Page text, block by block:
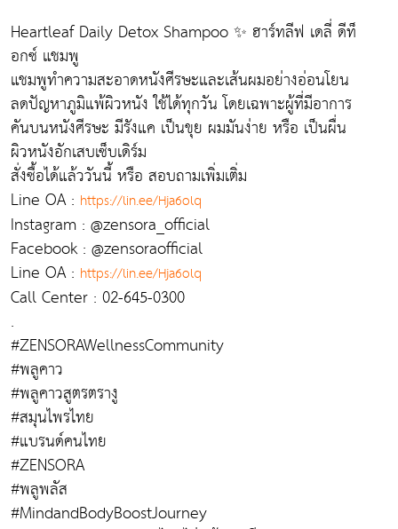
Heartleaf Daily Detox Shampoo ✨ ฮาร์ทลีฟ เดลี่ ดีท็
อกซ์ แชมพู
แชมพูทำความสะอาดหนังศีรษะและเส้นผมอย่างอ่อนโยน
ลดปัญหาภูมิแพ้ผิวหนัง ใช้ได้ทุกวัน โดยเฉพาะผู้ที่มีอาการ
คันบนหนังศีรษะ มีรังแค เป็นขุย ผมมันง่าย หรือ เป็นผื่น
ผิวหนังอักเสบเซ็บเดิร์ม
สั่งซื้อได้แล้ววันนี้ หรือ สอบถามเพิ่มเติ่ม
Line OA : https://lin.ee/Hja6olq
Instagram : @zensora_official
Facebook : @zensoraofficial
Line OA : https://lin.ee/Hja6olq
Call Center : 02-645-0300
.
#ZENSORAWellnessCommunity
#พลูคาว
#พลูคาวสูตรตรางู
#สมุนไพรไทย
#แบรนด์คนไทย
#ZENSORA
#พลูพลัส
#MindandBodyBoostJourney